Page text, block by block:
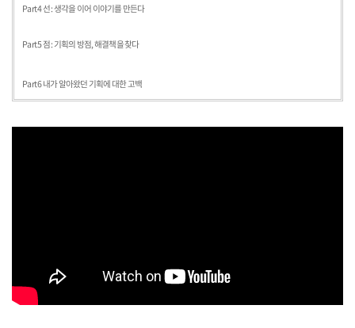
Part 4 선 : 생각을 이어 이야기를 만든다
Part 5 점 : 기획의 방점, 해결책을 찾다
Part 6 내가 알아왔던 기획에 대한 고백